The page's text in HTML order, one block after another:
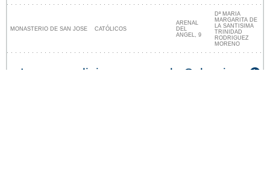
MONASTERIO DE SAN JOSE CATÓLICOS
ARENAL
DEL
ANGEL, 9
Dª MARIA
MARGARITA DE
LA SANTISIMA
TRINIDAD
RODRIGUEZ
MORENO
Lugares religiosos cerca de Cabrerizos